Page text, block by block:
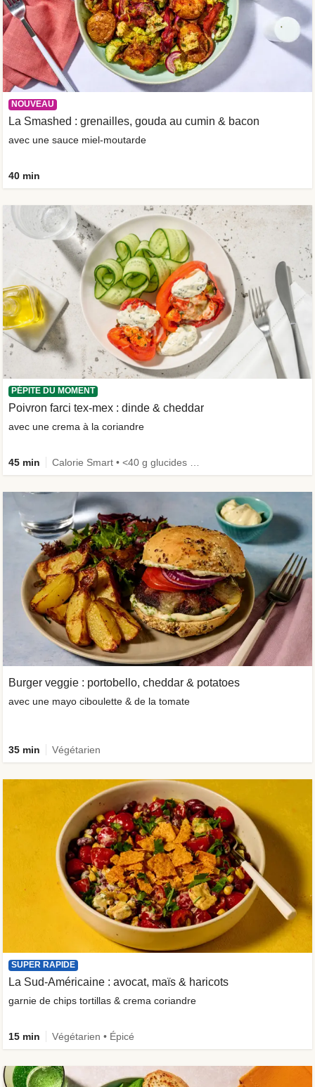
PÉPITE DU MOMENT
Poivron farci tex-mex : dinde & cheddar
avec une crema à la coriandre
45 min
NOUVEAU
La Smashed : grenailles, gouda au cumin & bacon
avec une sauce miel-moutarde
40 min
Burger veggie : portobello, cheddar & potatoes
avec une mayo ciboulette & de la tomate
35 min Végétarien
SUPER RAPIDE
La Sud-Américaine : avocat, maïs & haricots
garnie de chips tortillas & crema coriandre
15 min Végétarien • Épicé